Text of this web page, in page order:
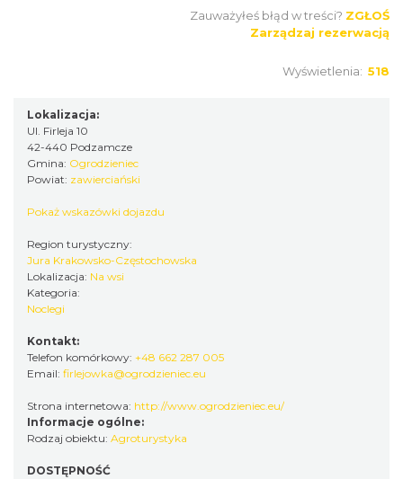
Zauważyłeś błąd w treści? ZGŁOŚ
Zarządzaj rezerwacją
Wyświetlenia: 518
Lokalizacja:
Ul. Firleja 10
42-440 Podzamcze
Gmina: Ogrodzieniec
Powiat: zawierciański
Pokaż wskazówki dojazdu
Region turystyczny:
Jura Krakowsko-Częstochowska
Lokalizacja: Na wsi
Kategoria:
Noclegi
Kontakt:
Telefon komórkowy: +48 662 287 005
Email: firlejowka@ogrodzieniec.eu
Strona internetowa: http://www.ogrodzieniec.eu/
Informacje ogólne:
Rodzaj obiektu: Agroturystyka
DOSTĘPNOŚĆ